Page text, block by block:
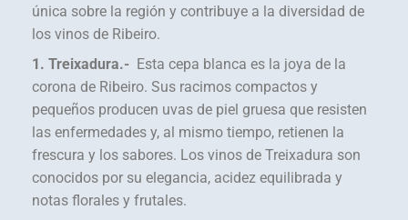
única sobre la región y contribuye a la diversidad de
los vinos de Ribeiro.
1. Treixadura.- Esta cepa blanca es la joya de la
corona de Ribeiro. Sus racimos compactos y
pequeños producen uvas de piel gruesa que resisten
las enfermedades y, al mismo tiempo, retienen la
frescura y los sabores. Los vinos de Treixadura son
conocidos por su elegancia, acidez equilibrada y
notas florales y frutales.